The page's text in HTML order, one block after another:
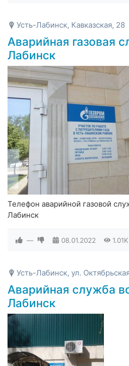
Усть-Лабинск, Кавказская, 28
Аварийная газовая
Лабинск
Телефон аварийной газовой
Лабинск
— 08.01.2022 1.01K
Усть-Лабинск, ул.
Аварийная служба
Лабинск